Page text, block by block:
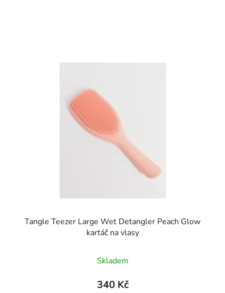
Tangle Teezer Large Wet Detangler Peach Glow
kartáč na vlasy
hodnocení
produktu
Skladem
340 Kč